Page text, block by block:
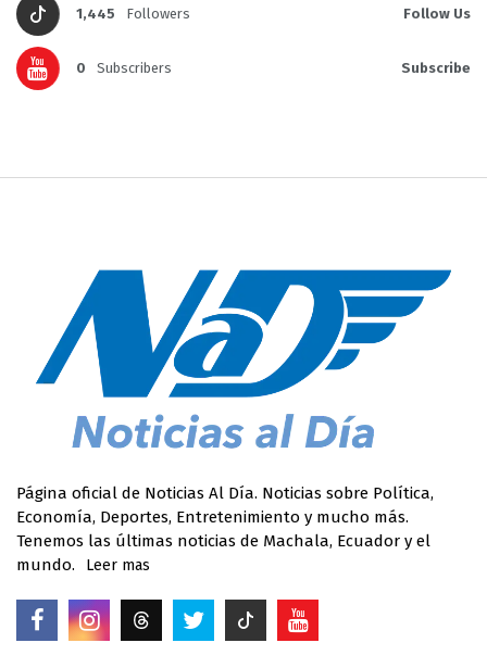
1,445 Followers Follow Us
0 Subscribers Subscribe
Página oficial de Noticias Al Día. Noticias sobre Política,
Economía, Deportes, Entretenimiento y mucho más.
Tenemos las últimas noticias de Machala, Ecuador y el
mundo.
Leer mas